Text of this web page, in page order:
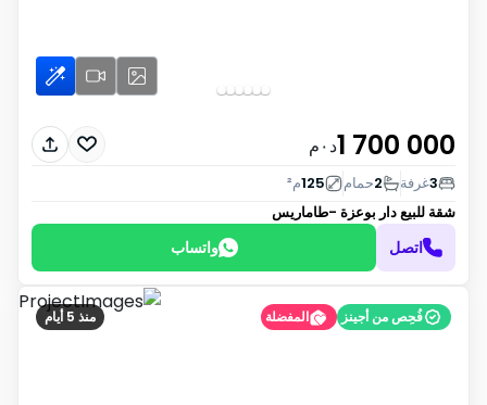
1 700 000د٠م
3غرفة 2حمام 125م²
شقة للبيعدار بوعزة -طاماريس
اتصل واتساب
منذ 5 أيام فُحِص من أجينز المفضلة